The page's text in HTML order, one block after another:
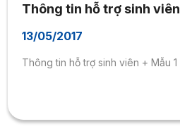
Thông tin hỗ trợ sinh viên
13/05/2017
Thông tin hỗ trợ sinh viên + Mẫu 1